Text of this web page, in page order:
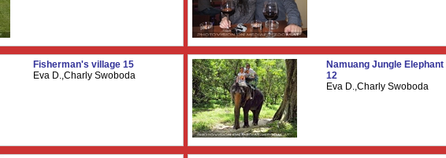
Fisherman's village 15
Eva D.,Charly Swoboda
Namuang Jungle Elephant
12
Eva D.,Charly Swoboda